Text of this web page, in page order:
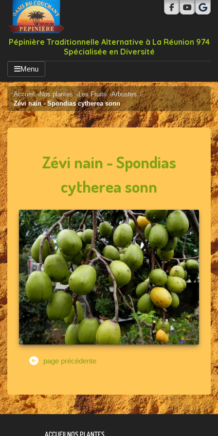
Pépinière Traditionnelle Alternative à La Réunion 974
Spécialisée en Diversité
Menu
Accueil Nos plantes Les Fruits
Arbustes
Zévi nain - Spondias cytherea sonn
Zévi nain - Spondias
cytherea sonn
page précédente
ACCUEILNOS PLANTES